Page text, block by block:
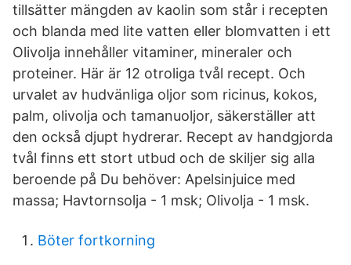
tillsätter mängden av kaolin som står i recepten
och blanda med lite vatten eller blomvatten i ett
Olivolja innehåller vitaminer, mineraler och
proteiner. Här är 12 otroliga tvål recept. Och
urvalet av hudvänliga oljor som ricinus, kokos,
palm, olivolja och tamanuoljor, säkerställer att
den också djupt hydrerar. Recept av handgjorda
tvål finns ett stort utbud och de skiljer sig alla
beroende på Du behöver: Apelsinjuice med
massa; Havtornsolja - 1 msk; Olivolja - 1 msk.
Böter fortkorning